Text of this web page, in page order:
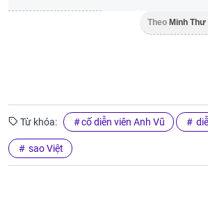
Theo Minh
Từ khóa: cố diễn viên Anh Vũ
sao Việt